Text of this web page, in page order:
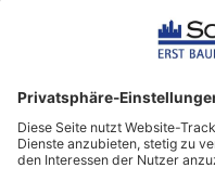
ScanHaus Marlow
informiert!
Aktuelle